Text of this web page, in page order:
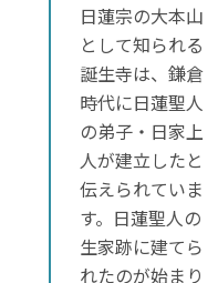
日蓮宗の大本山
として知られる
誕生寺は、鎌倉
時代に日蓮聖人
の弟子・日家上
人が建立したと
伝えられていま
す。日蓮聖人の
生家跡に建てら
れたのが始まり